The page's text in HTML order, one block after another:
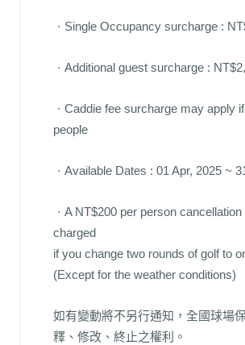
ㆍSingle Occupancy surcharge :
ㆍAdditional guest surcharge :
ㆍCaddie fee surcharge may apply
people
ㆍAvailable Dates : 01 Apr, 2025 ~
ㆍA NT$200 per person
charged
if you change two rounds of golf to
(Except for the weather conditions)
如有變動將不另行通知，全國球場
釋、修改、終止之權利。